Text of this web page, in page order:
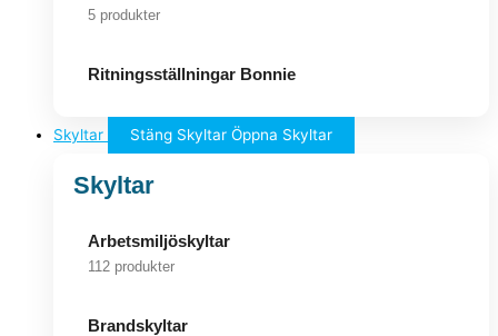
5 produkter
Ritningsställningar Bonnie
Skyltar Stäng Skyltar Öppna Skyltar
Skyltar
Arbetsmiljöskyltar
112 produkter
Brandskyltar